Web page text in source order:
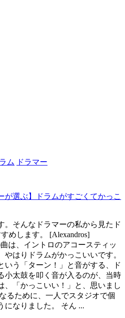
ム ドラマー
が選ぶ】ドラムがすごくてかっこ
。そんなドラマーの私から見たド
めします。 [Alexandros]
曲は、イントロのアコースティッ
やはりドラムがかっこいいです。
いう「ターン！」と音がする、ド
小太鼓を叩く音が入るのが、当時
、「かっこいい！」と、思いまし
るために、一人でスタジオで個
になりました。 そん ...